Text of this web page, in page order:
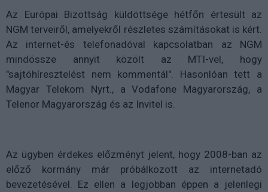
Az Európai Bizottság küldöttsége hétfőn értesült az
NGM terveiről, amelyekről részletes számításokat is kért.
Az internet-és telefonadóval kapcsolatban az NGM
mindössze annyit közölt az MTI-vel, hogy
"sajtóhíresztelést nem kommentál". Hasonlóan tett a
Magyar Telekom Nyrt., a Vodafone Magyarország, a
Telenor Magyarország és az Invitel is.
Az ügyben érdekes előzményt jelent, hogy 2008-ban az
előző kormány már próbálkozott az internetadó
bevezetésével. Ez ellen a legjobban éppen a jelenlegi